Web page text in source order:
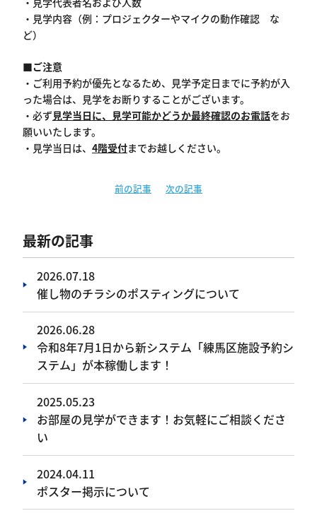
・見学内容（例：プロジェクターやマイクの動作確認 な
ど）
■ご注意
・ご利用予約が優先となるため、見学予定日までに予約が入
った場合は、見学をお断りすることがございます。
・必ず見学当日に、見学可能かどうか最終確認のお電話をお
願いいたします。
・見学当日は、 4階受付までお越しください。
前の記事 次の記事
最新の記事
2026.07.18
催し物のチラシのポスティングについて
2026.06.28
令和8年7月1日から新システム「練馬区施設予約シ
ステム」が本稼働します！
2025.05.23
お部屋の見学ができます！お気軽にご相談くださ
い
2024.04.11
ポスター掲示について